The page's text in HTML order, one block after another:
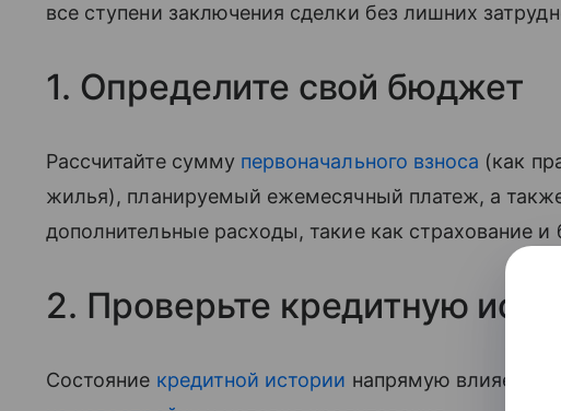
все ступени заключения сделки без лишних
1. Определите свой бюджет
Рассчитайте сумму первоначального взноса (как
жилья), планируемый ежемесячный платеж, а
дополнительные расходы, такие как страхование
2. Проверьте кредитную
Состояние кредитной истории напрямую влияет на